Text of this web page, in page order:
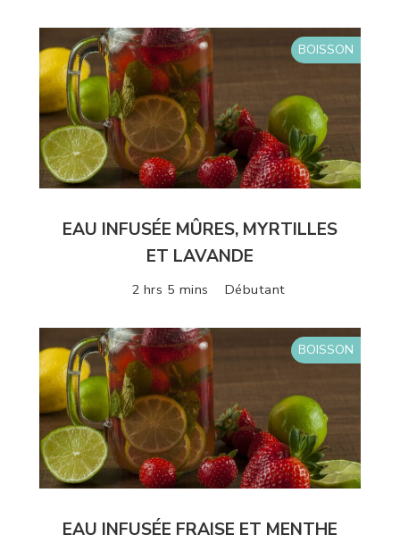
BOISSON
EAU INFUSÉE MÛRES, MYRTILLES
ET LAVANDE
2 hrs 5 mins Débutant
BOISSON
EAU INFUSÉE FRAISE ET MENTHE